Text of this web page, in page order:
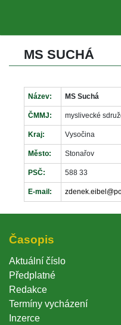
MS SUCHÁ
Název: MS Suchá
ČMMJ: myslivecké
Kraj: Vysočina
Město: Stonařov
PSČ: 588 33
E-mail:
Časopi
Aktuální číslo
Předplatné
Redakce
Termíny vycházení
Inzerce